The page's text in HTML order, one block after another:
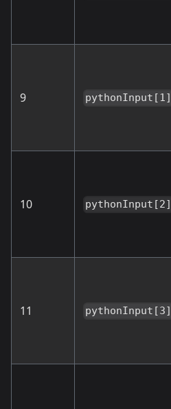
9 pythonInput[1]
10 pythonInput[2]
11 pythonInput[3]